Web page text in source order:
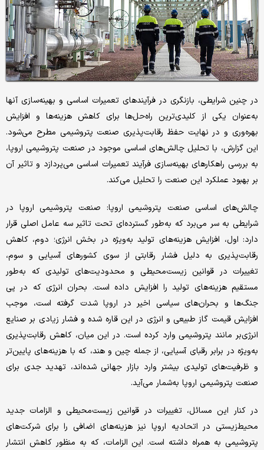
در چنین شرایطی، بازنگری در فرآیندهای تعمیرات اساسی و بهینه‌‌‌سازی آنها
به‌‌‌عنوان یکی از کلیدی‌‌‌ترین راه‌‌‌حل‌‌‌ها برای کاهش هزینه‌‌‌ها و افزایش
بهره‌‌‌وری و در نهایت حفظ رقابت‌‌‌پذیری صنعت پتروشیمی مطرح می‌شود.
این گزارش، با تحلیل چالش‌‌‌های اساسی موجود در صنعت پتروشیمی اروپا،
به بررسی راهکارهای بهینه‌‌‌سازی فرآیند تعمیرات اساسی می‌‌‌پردازد و تاثیر آن
بر بهبود عملکرد این صنعت را تحلیل می‌کند.
چالش‌‌‌های اساسی صنعت پتروشیمی اروپا: صنعت پتروشیمی اروپا در
شرایطی به سر می‌‌‌برد که به‌‌‌طور گسترده‌‌‌ای تحت تاثیر سه عامل اصلی قرار
دارد: اول، افزایش هزینه‌‌‌های تولید به‌‌‌ویژه در بخش انرژی؛ دوم، کاهش
رقابت‌‌‌پذیری به دلیل فشار رقابتی از سوی کشورهای آسیایی و سوم،
تغییرات در قوانین زیست‌‌‌محیطی و محدودیت‌های تولیدی که به‌‌‌طور
مستقیم هزینه‌‌‌های تولید را افزایش داده است. بحران انرژی که در پی
جنگ‌‌‌ها و بحران‌های سیاسی اخیر در اروپا شدت گرفته است، موجب
افزایش قیمت گاز طبیعی و انرژی در این قاره شده و فشار زیادی بر صنایع
انرژی‌‌‌بر مانند پتروشیمی وارد کرده است. در این میان، کاهش رقابت‌‌‌پذیری
به‌‌‌ویژه در برابر رقبای آسیایی، از جمله چین و هند، که با هزینه‌‌‌های پایین‌‌‌تر
و ظرفیت‌‌‌های تولیدی بیشتر وارد بازار جهانی شده‌‌‌اند، تهدید جدی برای
صنعت پتروشیمی اروپا به‌‌‌شمار می‌‌‌آید.
در کنار این مسائل، تغییرات در قوانین زیست‌‌‌محیطی و الزامات جدید
محیط‌‌‌زیستی در اتحادیه اروپا نیز هزینه‌‌‌های اضافی را برای شرکت‌های
پتروشیمی به همراه داشته است. این الزامات، که به منظور کاهش انتشار